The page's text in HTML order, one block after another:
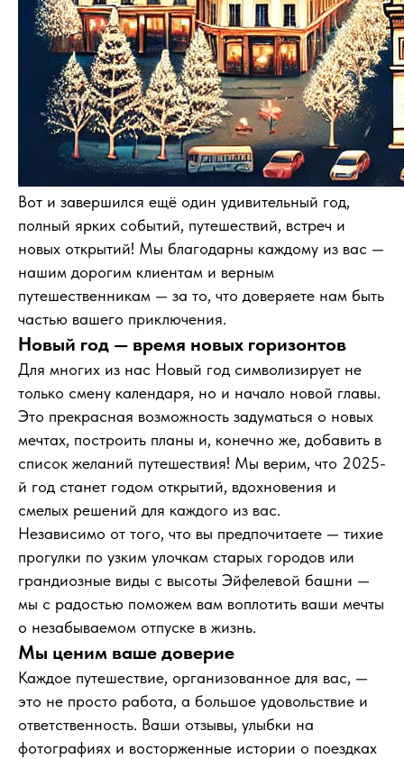
Вот и завершился ещё один удивительный год,
полный ярких событий, путешествий, встреч и
новых открытий! Мы благодарны каждому из вас —
нашим дорогим клиентам и верным
путешественникам — за то, что доверяете нам быть
частью вашего приключения.
Новый год — время новых горизонтов
Для многих из нас Новый год символизирует не
только смену календаря, но и начало новой главы.
Это прекрасная возможность задуматься о новых
мечтах, построить планы и, конечно же, добавить в
список желаний путешествия! Мы верим, что 2025-
й год станет годом открытий, вдохновения и
смелых решений для каждого из вас.
Независимо от того, что вы предпочитаете — тихие
прогулки по узким улочкам старых городов или
грандиозные виды с высоты Эйфелевой башни —
мы с радостью поможем вам воплотить ваши мечты
о незабываемом отпуске в жизнь.
Мы ценим ваше доверие
Каждое путешествие, организованное для вас, —
это не просто работа, а большое удовольствие и
ответственность. Ваши отзывы, улыбки на
фотографиях и восторженные истории о поездках